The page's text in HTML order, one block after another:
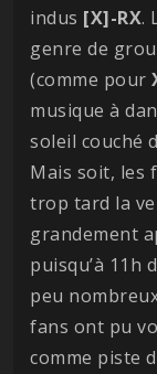
indus [X]-RX.
genre de
(comme pour
musique à
soleil couché
Mais soit, les
trop tard la
grandement
puisqu’à 11h
peu
fans ont pu
comme piste